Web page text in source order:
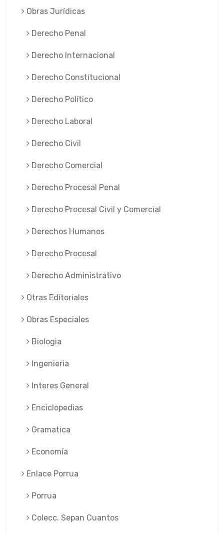
Obras Jurí­dicas
Derecho Penal
Derecho Internacional
Derecho Constitucional
Derecho Político
Derecho Laboral
Derecho Civil
Derecho Comercial
Derecho Procesal Penal
Derecho Procesal Civil y Comercial
Derechos Humanos
Derecho Procesal
Derecho Administrativo
Otras Editoriales
Obras Especiales
Biologia
Ingenieria
Interes General
Enciclopedias
Gramatica
Economía
Enlace Porrua
Porrua
Colecc. Sepan Cuantos